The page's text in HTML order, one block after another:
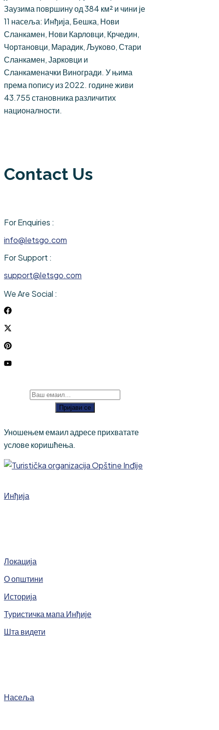
Заузима површину од 384 км² и чини је
11 насеља: Инђија, Бешка, Нови
Сланкамен, Нови Карловци, Крчедин,
Чортановци, Марадик, Љуково, Стари
Сланкамен, Јарковци и
Сланкаменачки Виногради. У њима
према попису из 2022. године живи
43.755 становника различитих
националности.
Contact Us
For Enquiries :
info@letsgo.com
For Support :
support@letsgo.com
We Are Social :
Пријави се
Уношењем емаил адресе прихватате
услове коришћења.
Инђија
Локација
О општини
Историја
Туристичка мапа Инђије
Шта видети
Насеља